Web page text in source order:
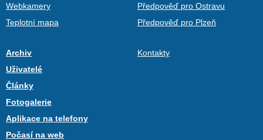
Webkamery
Teplotní mapa
Předpověď pro Ostravu
Předpověď pro Plzeň
Archiv
Uživatelé
Články
Fotogalerie
Aplikace na telefony
Počasí na web
Kontakty